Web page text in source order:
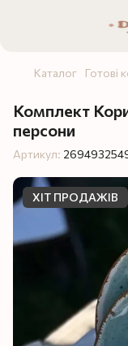
Каталог Готові
Комплект
персони
Артикул:
ХІТ ПРОДАЖІВ